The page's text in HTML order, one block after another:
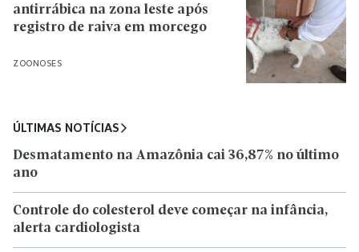
ZOONOSES
antirrábica na zona leste após
registro de raiva em morcego
ÚLTIMAS NOTÍCIAS
Desmatamento na Amazônia cai 36,87% no último
ano
Controle do colesterol deve começar na infância,
alerta cardiologista